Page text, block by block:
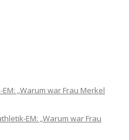
„Warum war Frau Merkel
EM: „Warum war Frau